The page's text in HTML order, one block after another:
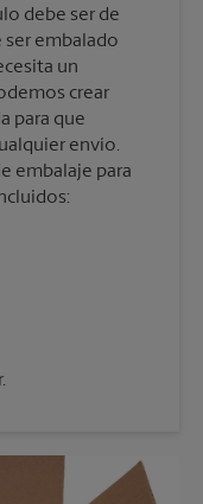
debe ser de
ser embalado
un
crear
para que
envío.
embalaje para